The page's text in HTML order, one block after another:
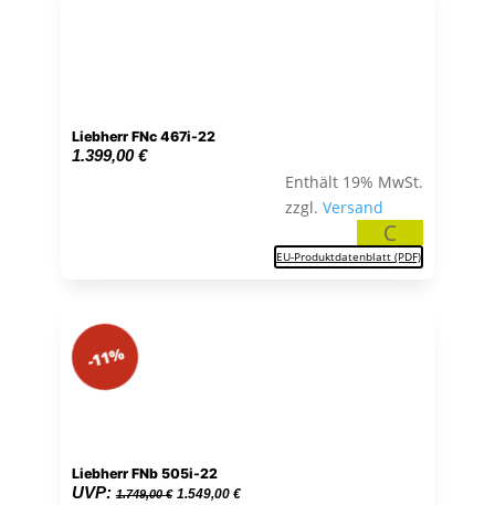
Liebherr FNc 467i-22
1.399,00€
Enthält 19% MwSt.
zzgl.Versand
C
EU-Produktdatenblatt (PDF)
Liebherr FNb 505i-22
UVP: 1.749,00€ Ursprünglicher
1.549,00 €Aktueller
-11%